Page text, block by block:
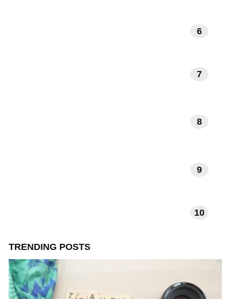
6
7
8
9
10
TRENDING POSTS